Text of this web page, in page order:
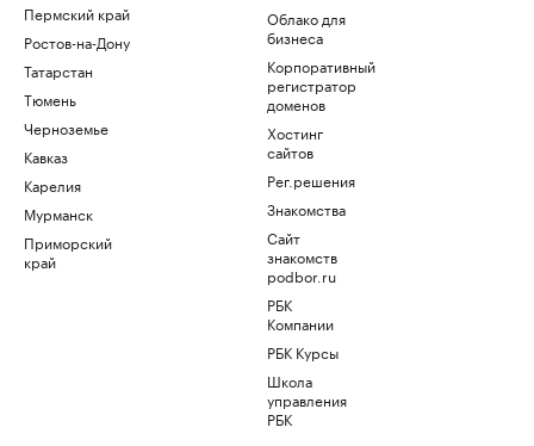
Пермский край
Ростов-на-Дону
Татарстан
Тюмень
Черноземье
Кавказ
Карелия
Мурманск
Приморский
край
Облако для
бизнеса
Корпоративный
регистратор
доменов
Хостинг
сайтов
Рег.решения
Знакомства
Сайт
знакомств
podbor.ru
РБК
Компании
РБК Курсы
Школа
управления
РБК